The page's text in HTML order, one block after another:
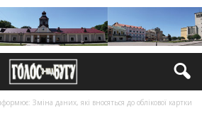
Зміна даних, які вносяться до облікової картки